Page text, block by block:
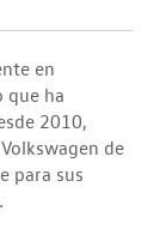
en
que ha
2010,
de
para sus